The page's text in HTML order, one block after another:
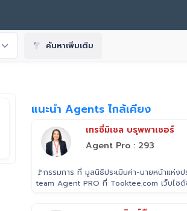
ค้นหาเพิ่มเติม
แนะนำ Agents ไกล้เคียง
เทรซี่มิเชล บรุพพาเชอร์
Agent Pro : 293
🚩กรรมการ ที่ มูลนิธิประเมินค่า-นายหน้าแห่งประเทศไท
team Agent PRO ที่ Tooktee.com เว็บไซ